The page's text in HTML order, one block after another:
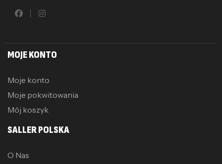
MOJE KONTO
Moje konto
Moje pokwitowania
Mój koszyk
SALLER POLSKA
O Nas